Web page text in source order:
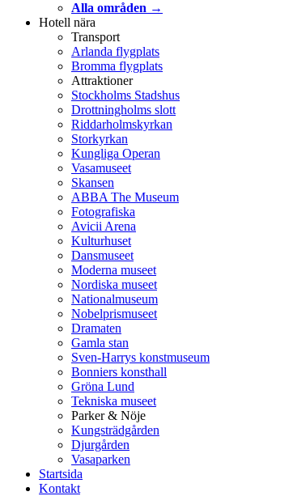
Alla områden →
Hotell nära
Transport
Arlanda flygplats
Bromma flygplats
Attraktioner
Stockholms Stadshus
Drottningholms slott
Riddarholmskyrkan
Storkyrkan
Kungliga Operan
Vasamuseet
Skansen
ABBA The Museum
Fotografiska
Avicii Arena
Kulturhuset
Dansmuseet
Moderna museet
Nordiska museet
Nationalmuseum
Nobelprismuseet
Dramaten
Gamla stan
Sven-Harrys konstmuseum
Bonniers konsthall
Gröna Lund
Tekniska museet
Parker & Nöje
Kungsträdgården
Djurgården
Vasaparken
Startsida
Kontakt